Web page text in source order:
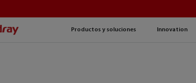
Productos y soluciones Innovation